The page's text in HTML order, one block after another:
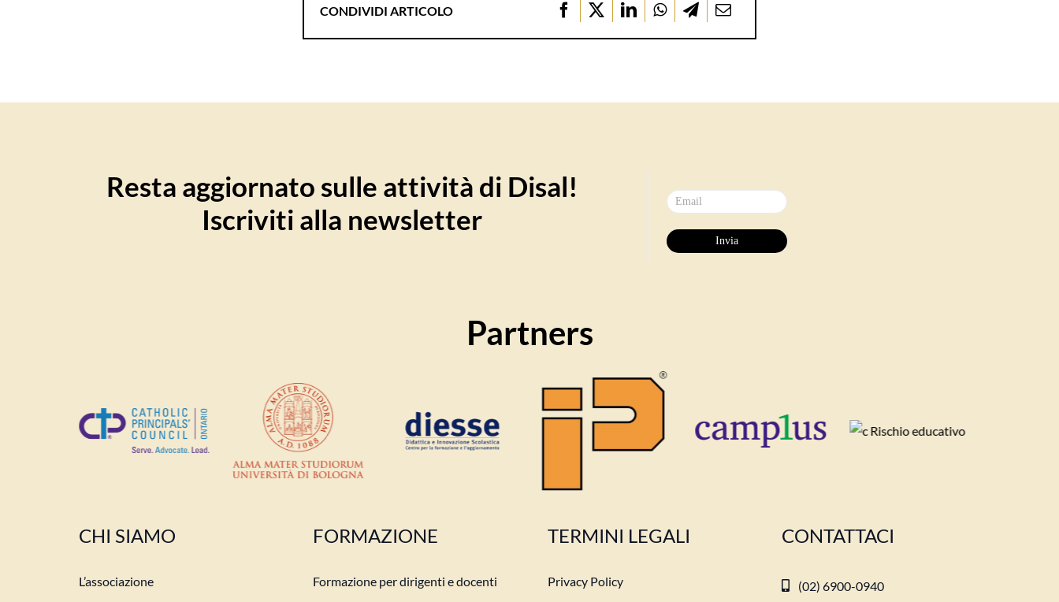
CONDIVIDI ARTICOLO
Resta aggiornato sulle attività di Disal!
Iscriviti alla newsletter
Partners
CHI SIAMO
L’associazione
FORMAZIONE
Formazione per dirigenti e docenti
TERMINI LEGALI
Privacy Policy
CONTATTACI
(02) 6900-0940